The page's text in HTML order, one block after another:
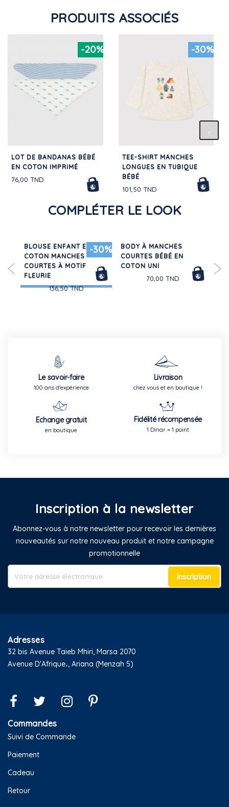
PRODUITS ASSOCIÉS
-20%
LOT DE BANDANAS BÉBÉ
EN COTON IMPRIMÉ
76,00 TND
-30%
TEE-SHIRT MANCHES
LONGUES EN TUBIQUE
BÉBÉ
101,50 TND
COMPLÉTER LE LOOK
-30%
BLOUSE ENFANT EN
COTON MANCHES
COURTES À MOTIF
FLEURIE
136,50 TND
BODY À MANCHES
COURTES BÉBÉ EN
COTON UNI
70,00 TND
Le savoir-faire
100 ans d'expérience
Livraison
chez vous et en boutique !
Echange gratuit
en boutique
Fidélité récompensée
1 Dinar = 1 point
Inscription à la newsletter
Abonnez-vous à notre newsletter pour recevoir les dernières
nouveautés sur notre nouveau produit et notre campagne
promotionnelle
Inscription
Adresses
32 bis Avenue Taieb Mhiri, Marsa 2070
Avenue D'Afrique،, Ariana (Menzah 5)
Commandes
Suivi de Commande
Paiement
Cadeau
Retour